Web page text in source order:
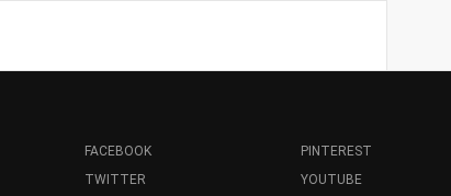
FACEBOOK
TWITTER
PINTEREST
YOUTUBE